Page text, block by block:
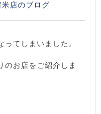
米店のブログ
てしまいました。
のお店をご紹介しま